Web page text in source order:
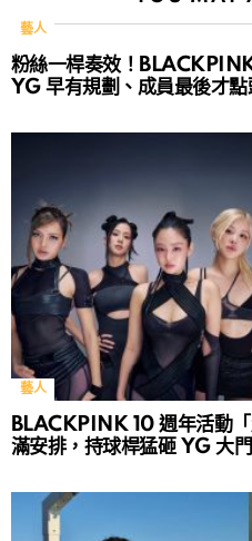
藝人
粉絲一桿奏效！
YG 早有規劃、成員最後才點
藝人
BLACKPINK 10 週年活動
滿安排，持球桿猛砸 YG 大門